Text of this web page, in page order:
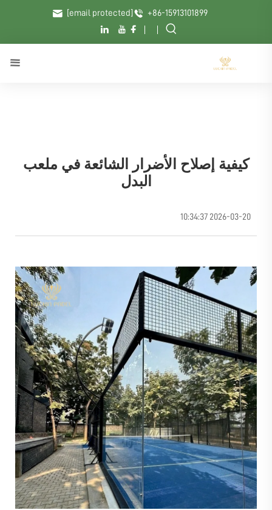
+86-15913101899
[email protected]
كيفية إصلاح الأضرار الشائعة في ملعب
البدل
2026-03-20 10:34:37